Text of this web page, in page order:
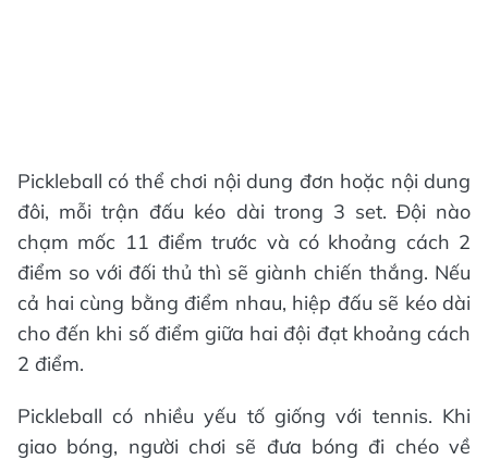
Pickleball có thể chơi nội dung đơn hoặc nội dung
đôi, mỗi trận đấu kéo dài trong 3 set. Đội nào
chạm mốc 11 điểm trước và có khoảng cách 2
điểm so với đối thủ thì sẽ giành chiến thắng. Nếu
cả hai cùng bằng điểm nhau, hiệp đấu sẽ kéo dài
cho đến khi số điểm giữa hai đội đạt khoảng cách
2 điểm.
Pickleball có nhiều yếu tố giống với tennis. Khi
giao bóng, người chơi sẽ đưa bóng đi chéo về